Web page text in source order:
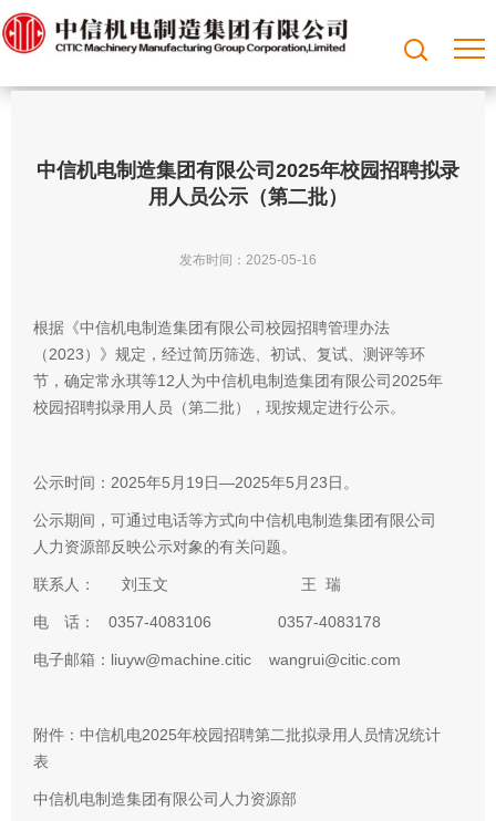
中信机电制造集团有限公司2025年校园招聘拟录
用人员公示（第二批）
发布时间：2025-05-16
根据《中信机电制造集团有限公司校园招聘管理办法
（2023）》规定，经过简历筛选、初试、复试、测评等环
节，确定常永琪等12人为中信机电制造集团有限公司2025年
校园招聘拟录用人员（第二批），现按规定进行公示。
公示时间：2025年5月19日—2025年5月23日。
公示期间，可通过电话等方式向中信机电制造集团有限公司
人力资源部反映公示对象的有关问题。
联系人： 刘玉文 王 瑞
电 话： 0357-4083106 0357-4083178
电子邮箱：liuyw@machine.citic wangrui@citic.com
附件：中信机电2025年校园招聘第二批拟录用人员情况统计
表
中信机电制造集团有限公司人力资源部